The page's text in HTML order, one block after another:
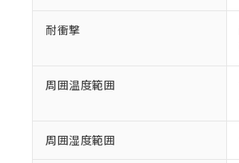
耐衝撃
周囲温度範囲
周囲湿度範囲